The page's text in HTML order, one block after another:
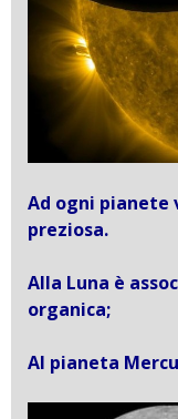
Ad ogni pianete
preziosa.
Alla Luna è
organica;
Al pianeta